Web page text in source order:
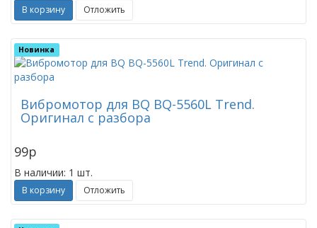
В корзину Отложить
Новинка
Вибромотор для BQ BQ-5560L Trend.
Оригинал с разбора
99p
В наличии: 1 шт.
В корзину Отложить